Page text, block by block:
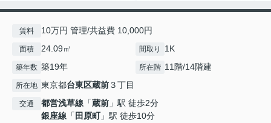
賃料 10万円 管理/共益費 10,000円
面積 24.09㎡ 間取り 1K
築年数 築19年 所在階 11階/14階建
所在地 東京都台東区蔵前３丁目
交通 都営浅草線 「蔵前 」駅 徒歩2分
銀座線 「 田原町」駅 徒歩10分